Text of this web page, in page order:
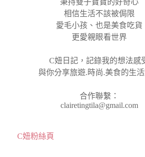
相信生活不該被侷限
愛毛小孩、也是美食吃貨
更愛親眼看世界
C妞日記，記錄我的想法感
與你分享旅遊.時尚.美食的生
合作聯繫：
clairetingtila@gmail.com
C妞粉絲頁